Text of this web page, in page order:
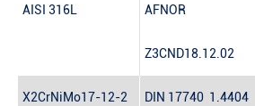
AISI 316L AFNOR
Z3CND18.12.02
X2CrNiMo17-12-2 DIN 17740 1.4404